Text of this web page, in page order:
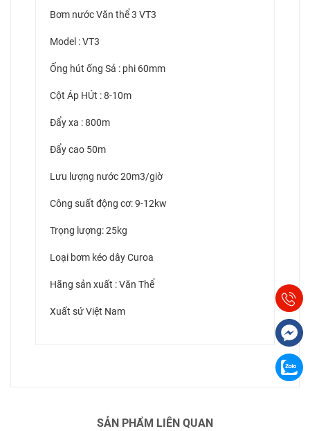
Bơm nước Văn thể 3 VT3
Model : VT3
Ống hút ống Sả : phi 60mm
Cột Áp HÚt : 8-10m
Đẩy xa : 800m
Đẩy cao 50m
Lưu lượng nước 20m3/giờ
Công suất động cơ: 9-12kw
Trọng lượng: 25kg
Loại bơm kéo dây Curoa
Hãng sản xuất : Văn Thể
Xuất sứ Việt Nam
SẢN PHẨM LIÊN QUAN